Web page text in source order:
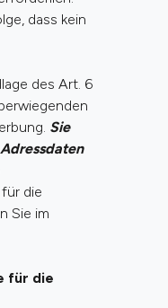
dass kein
des Art. 6
Sie
die
Sie im
für die